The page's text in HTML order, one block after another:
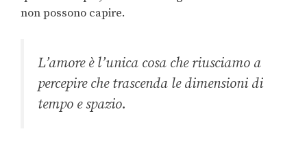
non possono capire.
L’amore è l’unica cosa che riusciamo a
percepire che trascenda le dimensioni di
tempo e spazio.